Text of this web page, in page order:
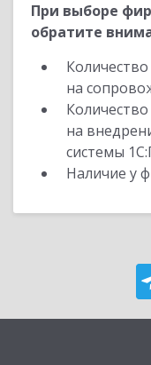
При выборе
обратите
на
на
системы
Наличие у